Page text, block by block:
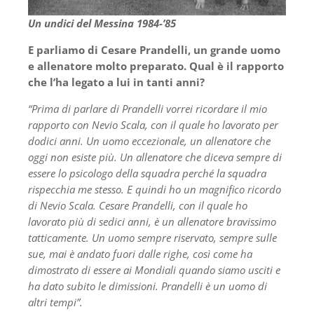
Un undici del Messina 1984-’85
E parliamo di Cesare Prandelli, un grande uomo
e allenatore molto preparato. Qual è il rapporto
che l’ha legato a lui in tanti anni?
“Prima di parlare di Prandelli vorrei ricordare il mio
rapporto con Nevio Scala, con il quale ho lavorato per
dodici anni. Un uomo eccezionale, un allenatore che
oggi non esiste più. Un allenatore che diceva sempre di
essere lo psicologo della squadra perché la squadra
rispecchia me stesso. E quindi ho un magnifico ricordo
di Nevio Scala. Cesare Prandelli, con il quale ho
lavorato più di sedici anni, è un allenatore bravissimo
tatticamente. Un uomo sempre riservato, sempre sulle
sue, mai è andato fuori dalle righe, così come ha
dimostrato di essere ai Mondiali quando siamo usciti e
ha dato subito le dimissioni. Prandelli è un uomo di
altri tempi”.